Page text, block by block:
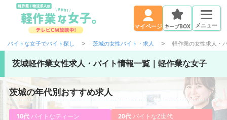
マイページ キープBOX メニュー
バイトな女子でバイト探し 茨城の女性バイト・求人 軽作業の女性求人・
茨城軽作業女性求人・バイト情報一覧｜軽作業な女子
茨城の年代別おすすめ求人
10代バイトなティーン 20代バイトなZ世代